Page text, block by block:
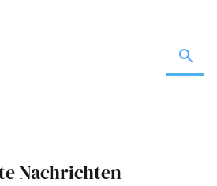
Nachrichten